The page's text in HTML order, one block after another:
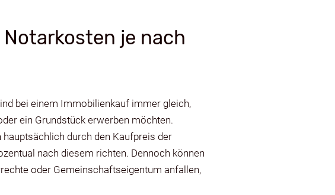
je nach
bei einem Immobilienkauf immer gleich,
ein Grundstück erwerben möchten.
durch den Kaufpreis der
nach diesem richten. Dennoch können
oder Gemeinschaftseigentum anfallen,